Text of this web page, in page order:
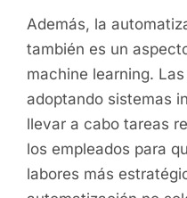
Además, la
también es un
machine learning.
adoptando sistemas
llevar a cabo tareas
los empleados para
labores más